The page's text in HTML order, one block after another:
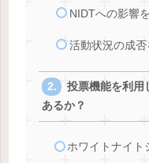
NIDTへの影響
活動状況の成
投票機能を利用
あるか？
ホワイトナイト